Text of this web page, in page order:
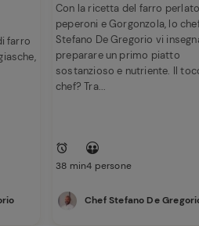
farro
Con la ricetta del farro
peperoni e Gorgonzola, lo
Stefano De Gregorio vi
preparare un primo piatto
sostanzioso e nutriente. Il
chef? Tra...
38 min4 persone
Chef Stefano De